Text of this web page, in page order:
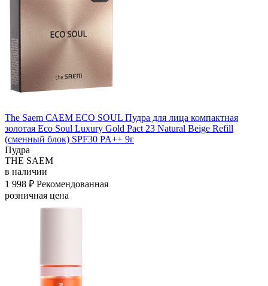
The Saem САЕМ ECO SOUL Пудра для лица компактная
золотая Eco Soul Luxury Gold Pact 23 Natural Beige Refill
(сменный блок) SPF30 PA++ 9г
Пудра
THE SAEM
в наличии
1 998 ₽ Рекомендованная
розничная цена